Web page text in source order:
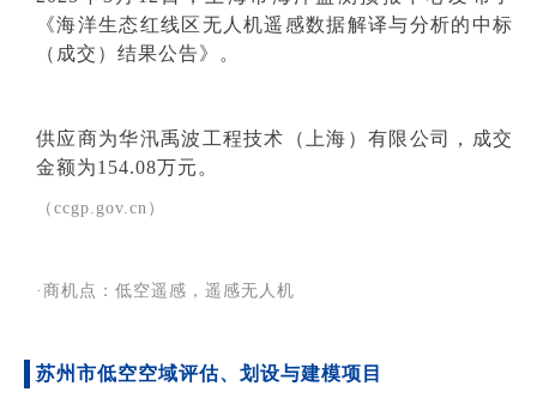
《海洋生态红线区无人机遥感数据解译与分析的中标
（成交）结果公告》。
供应商为华汛禹波工程技术（上海）有限公司，成交
金额为154.08万元。
（ccgp.gov.cn）
·商机点：低空遥感，遥感无人机
苏州市低空空域评估、划设与建模项目